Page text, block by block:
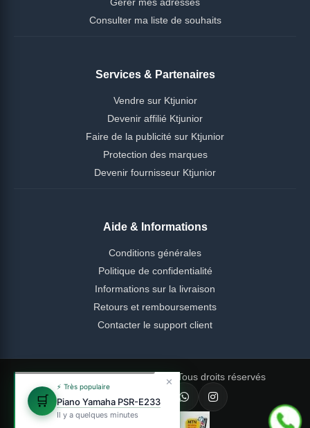
Consulter ma liste de souhaits
Services & Partenaires
Vendre sur Ktjunior
Devenir affilié Ktjunior
Faire de la publicité sur Ktjunior
Protection des marques
Devenir fournisseur Ktjunior
Aide & Informations
Conditions générales
Politique de confidentialité
Informations sur la livraison
Retours et remboursements
Contacter le support client
© 2026 Ktjunior Cameroun — Tous droits réservés
🛒
⚡ Très populaire
Piano Yamaha PSR-E233
Il y a quelques minutes
✕